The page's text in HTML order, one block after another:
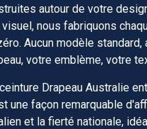
autour de votre
nous fabriquons
Aucun modèle standard,
votre emblème, votre
Drapeau Australie
une façon remarquable
et la fierté nationale,